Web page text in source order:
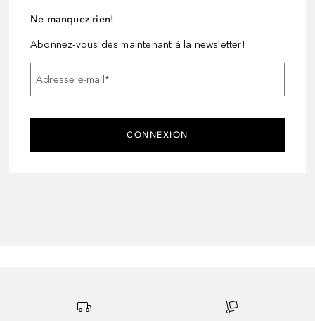
Ne manquez rien!
Abonnez-vous dès maintenant à la newsletter!
Adresse e-mail *
CONNEXION